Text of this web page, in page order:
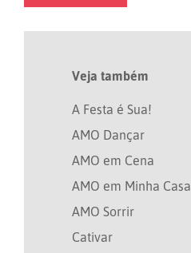
Veja também
A Festa é Sua!
AMO Dançar
AMO em Cena
AMO em Minha Casa
AMO Sorrir
Cativar